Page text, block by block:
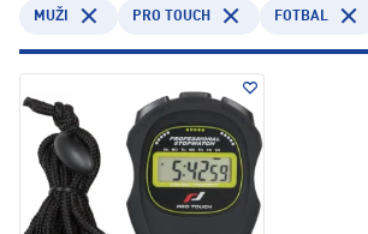
MUŽI PRO TOUCH FOTBAL